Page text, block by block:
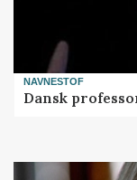
NAVNESTOF
Dansk